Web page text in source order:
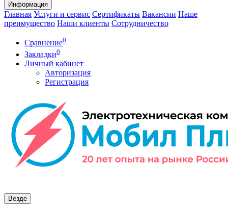
Информация
Главная Услуги и сервис Сертификаты Вакансии Наше
преимущество Наши клиенты Сотрудничество
Сравнение0
Закладки0
Личный кабинет
Авторизация
Регистрация
Везде